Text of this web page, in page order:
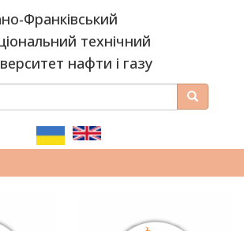
Франківський
технічний
нафти і газу
Пошук